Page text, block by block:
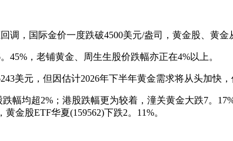
，国际金价一度跌破4500美元/盎司，黄金股、黄金
，老铺黄金、周生生股价跌幅亦正在4%以上。
元，但因估计2026年下半年黄金需求将从头加快，
均超2%；港股跌幅更为较着，潼关黄金大跌7。
金股ETF华夏(159562)下跌2。11%。